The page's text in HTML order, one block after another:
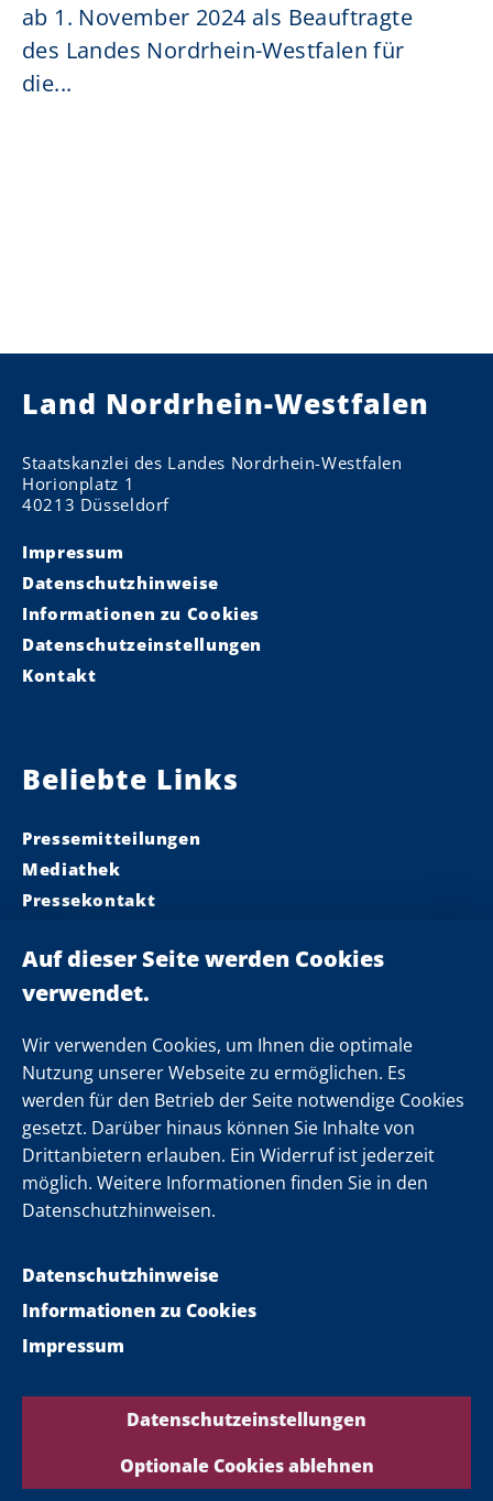
Wir verwenden Cookies, um Ihnen die optimale
Nutzung unserer Webseite zu ermöglichen. Es
werden für den Betrieb der Seite notwendige Cookies
gesetzt. Darüber hinaus können Sie Inhalte von
Drittanbietern erlauben. Ein Widerruf ist jederzeit
möglich. Weitere Informationen finden Sie in den
Datenschutzhinweisen.
Datenschutzhinweise
Impressum
Informationen zu Cookies
Datenschutzeinstellungen
Optionale Cookies ablehnen
ab 1. November 2024 als Beauftragte
des Landes Nordrhein-Westfalen für
die...
Land Nordrhein-Westfalen
Staatskanzlei des Landes Nordrhein-Westfalen
Horionplatz 1
40213 Düsseldorf
Impressum
Datenschutzhinweise
Informationen zu Cookies
Datenschutzeinstellungen
Kontakt
Beliebte Links
Pressemitteilungen
Mediathek
Pressekontakt
Landeskabinett
Einsamkeit
Folgen Sie uns